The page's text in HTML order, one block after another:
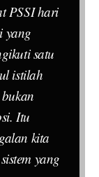
PSSI hari
yang
satu
istilah
bukan
Itu
kita
yang